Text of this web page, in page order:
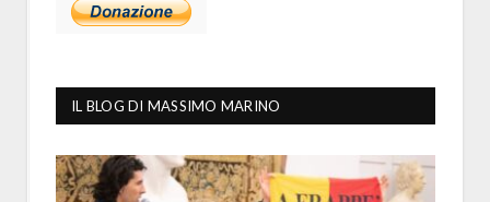
IL BLOG DI MASSIMO MARINO